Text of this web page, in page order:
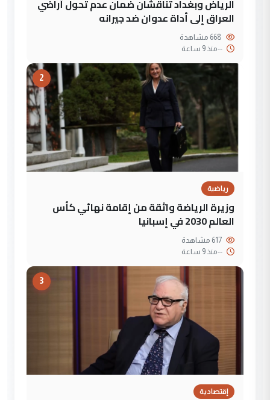
الرياض وبغداد تناقشان ضمان عدم تحول أراضي
العراق إلى أداة عدوان ضد جيرانه
--منذ 9 ساعة
2
رياضية
وزيرة الرياضة واثقة من إقامة نهائي كأس
العالم 2030 في إسبانيا
--منذ 9 ساعة
3
إقتصادية